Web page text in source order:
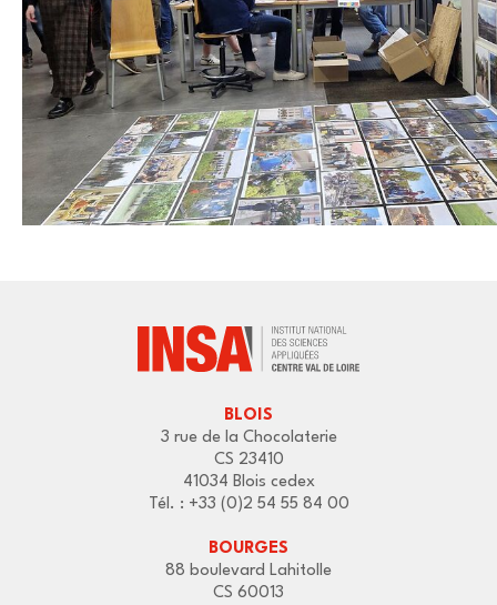
BLOIS
3 rue de la Chocolaterie
CS 23410
41034 Blois cedex
Tél. : +33 (0)2 54 55 84 00
BOURGES
88 boulevard Lahitolle
CS 60013